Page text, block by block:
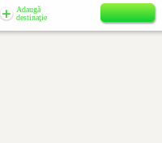
Adaugă
destinaţie